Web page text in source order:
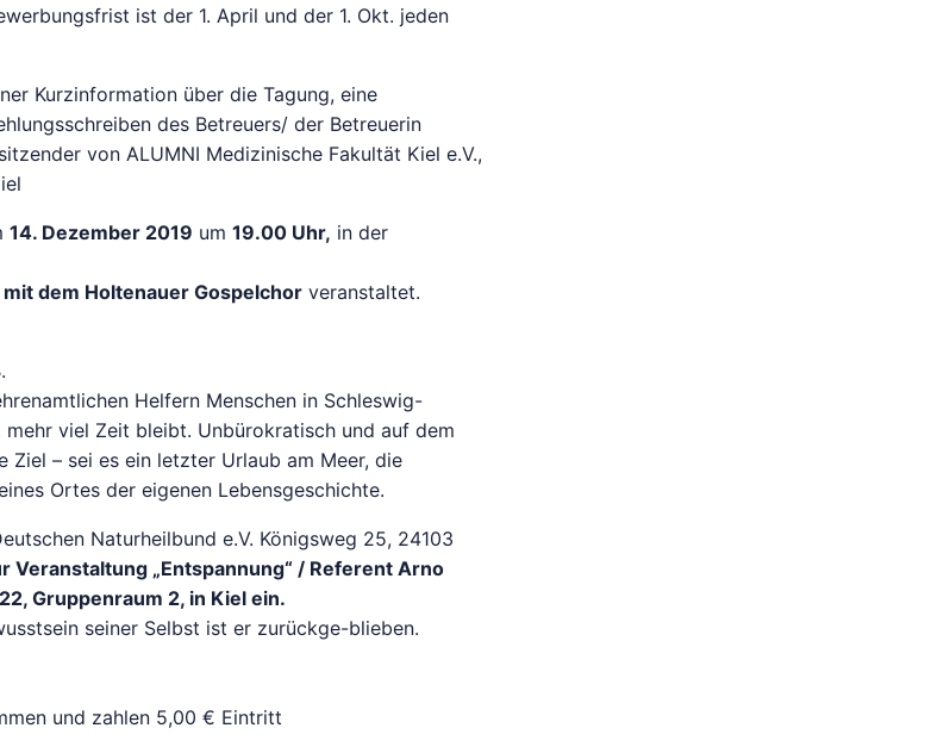
ist der 1. April und der 1. Okt. jeden
Kurzinformation über die Tagung, eine
des Betreuers/ der Betreuerin
von ALUMNI Medizinische Fakultät Kiel e.V.,
14. Dezember 2019 um 19.00 Uhr, in der
mit dem Holtenauer Gospelchor veranstaltet.
Helfern Menschen in Schleswig-
viel Zeit bleibt. Unbürokratisch und auf dem
Ziel – sei es ein letzter Urlaub am Meer, die
Ortes der eigenen Lebensgeschichte.
Naturheilbund e.V. Königsweg 25, 24103
Veranstaltung „Entspannung“ / Referent Arno
Gruppenraum 2, in Kiel ein.
seiner Selbst ist er zurückge-blieben.
und zahlen 5,00 € Eintritt